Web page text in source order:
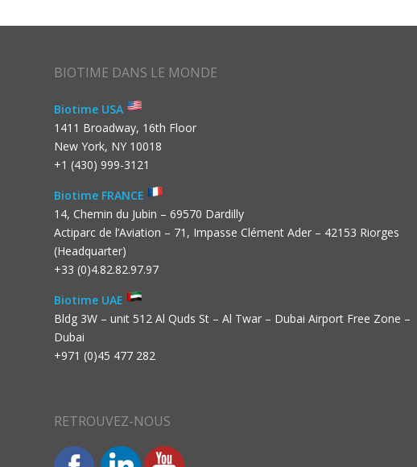
BIOTIME DANS LE MONDE
Biotime USA
1411 Broadway, 16th Floor
New York, NY 10018
+1 (430) 999-3121
Biotime FRANCE
14, Chemin du Jubin – 69570 Dardilly
Actiparc de l’Aviation – 71, Impasse Clément Ader – 42153 Riorges
(Headquarter)
+33 (0)4.82.82.97.97
Biotime UAE
Bldg 3W – unit 512 Al Quds St – Al Twar – Dubai Airport Free Zone –
Dubai
+971 (0)45 477 282
RETROUVEZ-NOUS